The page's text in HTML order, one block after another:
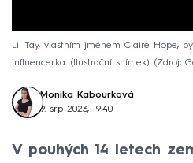
Lil Tay, vlastním jménem Claire Hope,
influencerka. (Ilustrační snímek)
Zdroj:
Monika Kabourková
9. srp 2023, 19:40
V pouhých 14 letech